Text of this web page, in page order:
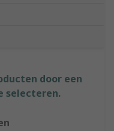
door een
selecteren.